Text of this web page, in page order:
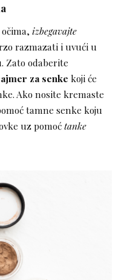
izbegavajte
razmazati i uvući u
Zato odaberite
za senke koji će
Ako nosite kremaste
tamne senke koju
uz pomoćtanke